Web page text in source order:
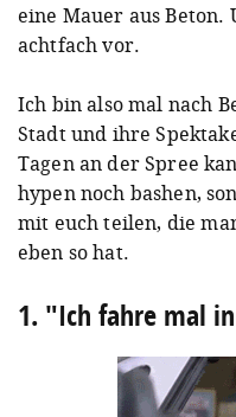
eine Mauer aus Beton.
achtfach vor.
Ich bin also mal nach
Stadt und ihre
Tagen an der Spree
hypen noch bashen,
mit euch teilen, die
eben so hat.
1. "Ich fahre mal